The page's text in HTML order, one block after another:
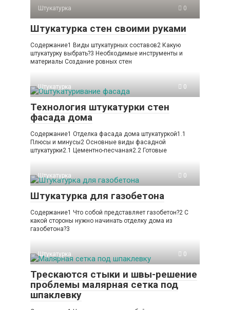
Штукатурка 0
Штукатурка стен своими руками
Содержание1 Виды штукатурных составов2 Какую
штукатурку выбрать?3 Необходимые инструменты и
материалы Создание ровных стен
Штукатурка 0
Технология штукатурки стен
фасада дома
Содержание1 Отделка фасада дома штукатуркой1.1
Плюсы и минусы2 Основные виды фасадной
штукатурки2.1 Цементно-песчаная2.2 Готовые
Штукатурка 0
Штукатурка для газобетона
Содержание1 Что собой представляет газобетон?2 С
какой стороны нужно начинать отделку дома из
газобетона?3
Штукатурка 0
Трескаются стыки и швы-решение
проблемы малярная сетка под
шпаклевку